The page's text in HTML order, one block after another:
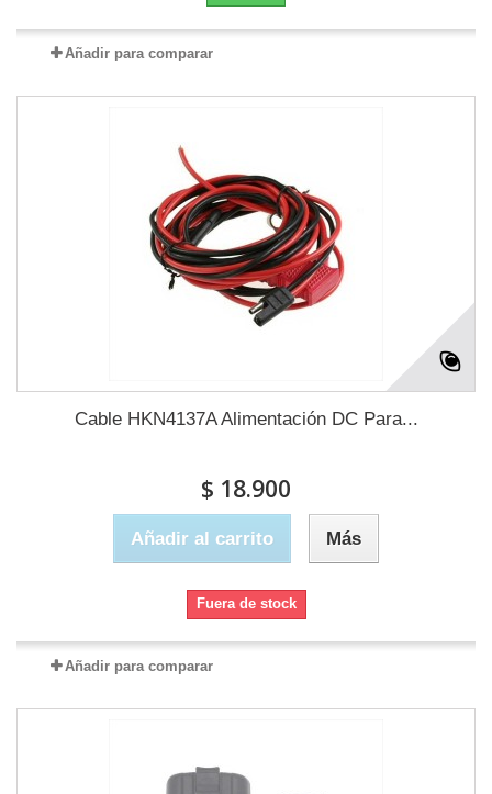
Añadir para comparar
Cable HKN4137A Alimentación DC Para...
$ 18.900
Añadir al carrito Más
Fuera de stock
Añadir para comparar